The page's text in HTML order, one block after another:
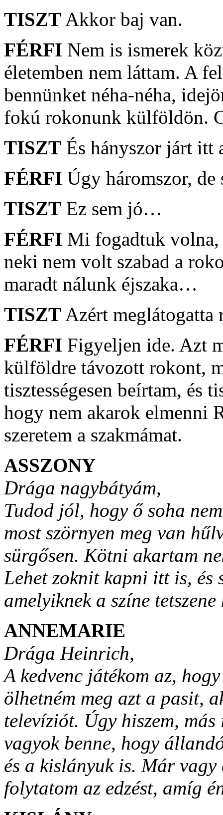
TISZT Akkor baj van.
FÉRFI Nem is ismerek
életemben nem láttam. A
bennünket néha-néha,
fokú rokonunk külföldön.
TISZT És hányszor járt itt
FÉRFI Úgy háromszor, de
TISZT Ez sem jó…
FÉRFI Mi fogadtuk volna,
neki nem volt szabad a
maradt nálunk éjszaka…
TISZT Azért
FÉRFI Figyeljen ide. Azt
külföldre távozott rokont,
tisztességesen beírtam, és
hogy nem akarok elmenni
szeretem a szakmámat.
ASSZONY
Drága nagybátyám,
Tudod jól, hogy ő soha
most szörnyen meg van
sürgősen. Kötni akartam
Lehet zoknit kapni itt is, és
amelyiknek a színe tetszene
ANNEMARIE
Drága Heinrich,
A kedvenc játékom az,
ölhetném meg azt a pasit,
televíziót. Úgy hiszem,
vagyok benne, hogy
és a kislányuk is. Már vagy
folytatom az edzést, amíg